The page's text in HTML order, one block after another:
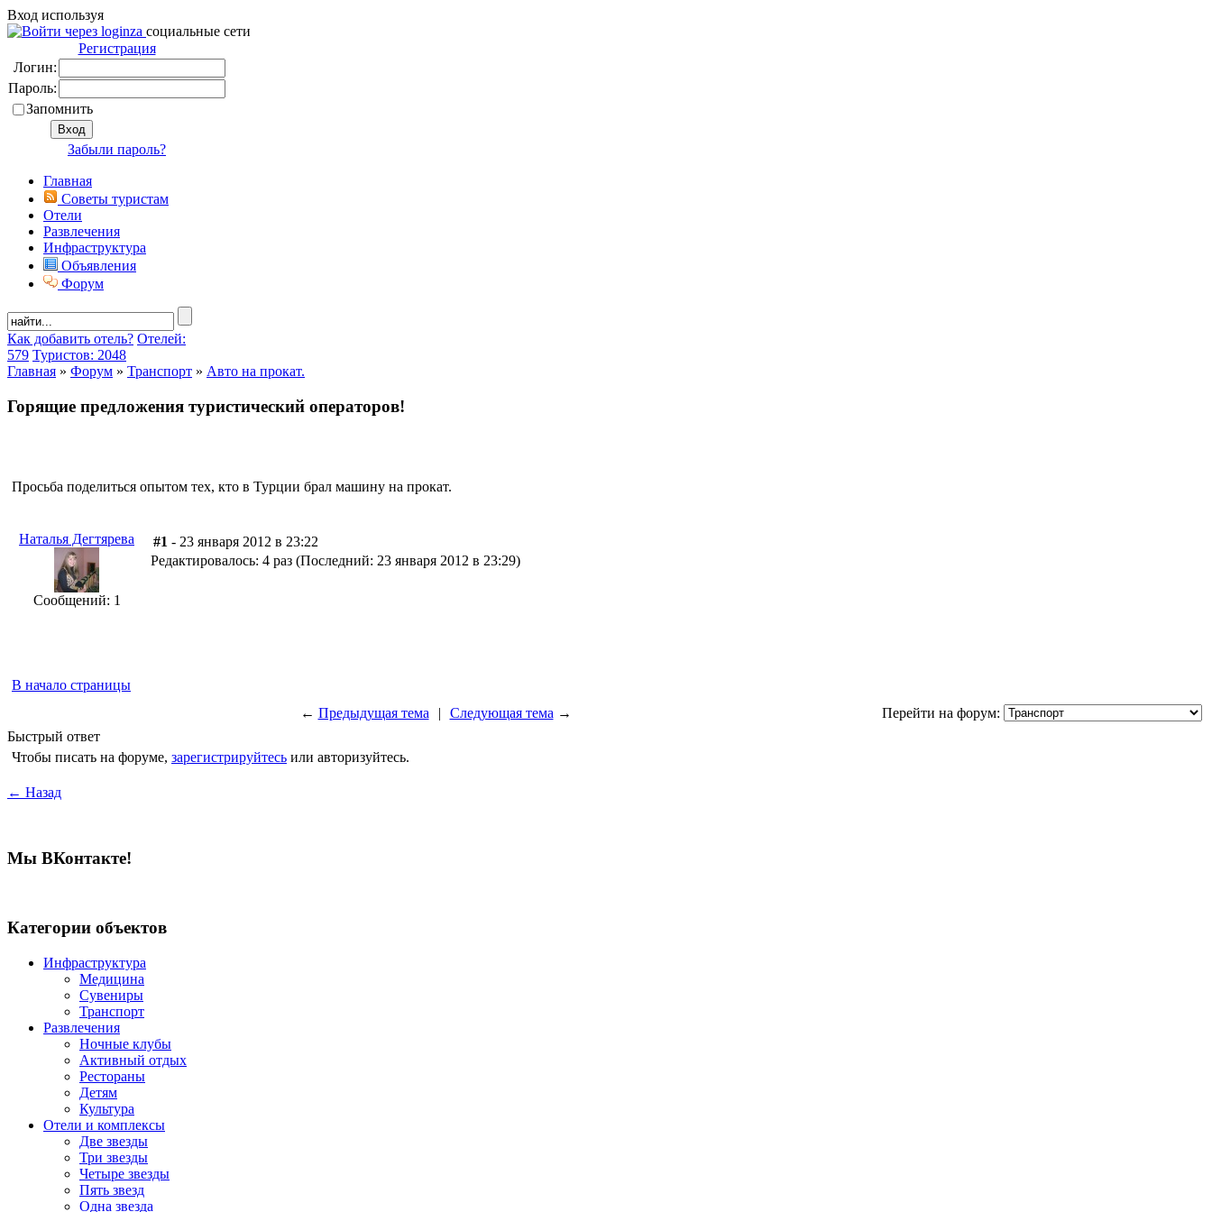
Вход используя
социальные сети
Регистрация
Логин:
Пароль:
Запомнить
Забыли пароль?
Главная
Советы туристам
Отели
Развлечения
Инфраструктура
Объявления
Форум
Как добавить отель? Отелей:
579 Туристов: 2048
Главная » Форум » Транспорт » Авто на прокат.
Горящие предложения туристический операторов!
Просьба поделиться опытом тех, кто в Турции брал машину на прокат.
Наталья Дегтярева
Сообщений: 1
#1 - 23 января 2012 в 23:22
Редактировалось: 4 раз (Последний: 23 января 2012 в 23:29)
В начало страницы
← Предыдущая тема | Следующая тема →
Перейти на форум:
Быстрый ответ
Чтобы писать на форуме, зарегистрируйтесь или авторизуйтесь.
← Назад
Мы ВКонтакте!
Категории объектов
Инфраструктура
Медицина
Сувениры
Транспорт
Развлечения
Ночные клубы
Активный отдых
Рестораны
Детям
Культура
Отели и комплексы
Две звезды
Три звезды
Четыре звезды
Пять звезд
Одна звезда